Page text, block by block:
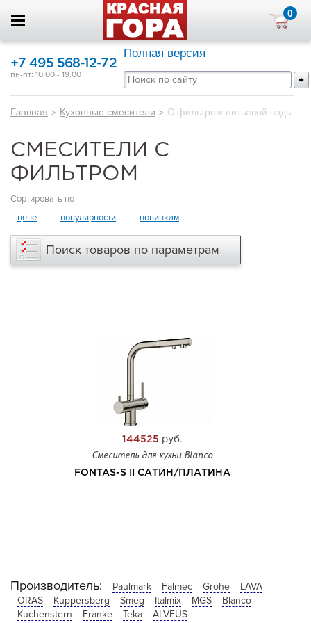
0
+7 495 568-12-72
пн-пт: 10.00 - 19.00
Полная версия
Главная > Кухонные смесители > С фильтром питьевой воды
СМЕСИТЕЛИ С
ФИЛЬТРОМ
Сортировать по
цене
популярности новинкам
Поиск товаров по параметрам
144525 руб.
Смеситель для кухни Blanco
FONTAS-S II САТИН/ПЛАТИНА
Производитель: Paulmark Falmec Grohe
LAVA
ORAS
Kuppersberg Smeg Italmix MGS
Blanco
Kuchenstern
Franke Teka ALVEUS